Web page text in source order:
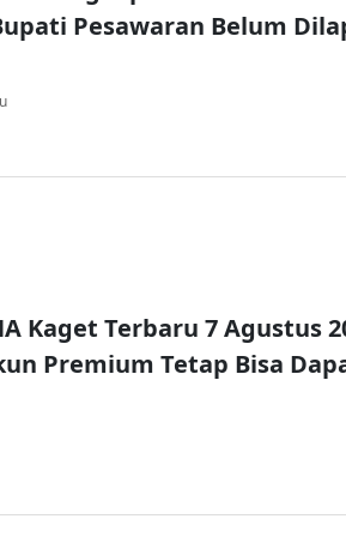
Pesawaran Belum
Kaget Terbaru 7 Agustus
Premium Tetap Bisa